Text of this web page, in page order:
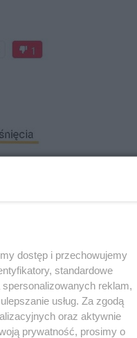
dostęp i przechowujemy
standardowe
reklam,
usług. Za zgodą
oraz aktywnie
prywatność, prosimy o